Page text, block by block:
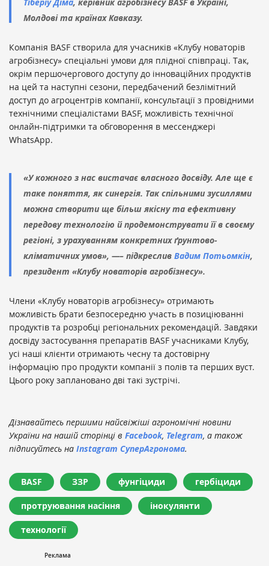
Молдові та країнах Кавказу.
Компанія BASF створила для учасників «Клубу новаторів
агробізнесу» спеціальні умови для плідної співпраці. Так,
окрім першочергового доступу до інноваційних продуктів
на цей та наступні сезони, передбачений безлімітний
доступ до агроцентрів компанії, консультації з провідними
технічними спеціалістами BASF, можливість технічної
онлайн-підтримки та обговорення в мессенджері
WhatsApp.
«У кожного з нас вистачає власного досвіду. Але ще є
таке поняття, як синергія. Так спільними зусиллями
можна створити ще більш якісну та ефективну
передову технологію й продемонструвати її в своєму
регіоні, з урахуванням конкретних ґрунтово-
кліматичних умов», —– підкреслив Вадим Потьомкін,
президент «Клубу новаторів агробізнесу».
Члени «Клубу новаторів агробізнесу» отримають
можливість брати безпосередню участь в позиціюванні
продуктів та розробці регіональних рекомендацій. Завдяки
досвіду застосування препаратів BASF учасниками Клубу,
усі наші клієнти отримають чесну та достовірну
інформацію про продукти компанії з полів та перших вуст.
Цього року заплановано дві такі зустрічі.
Дізнавайтесь першими найсвіжіші агрономічні новини
України на нашій сторінці в Facebook, Telegram, а також
підписуйтесь на Instagram СуперАгронома.
BASF ЗЗР фунгіциди гербіциди
протруювання насіння інокулянти
технології